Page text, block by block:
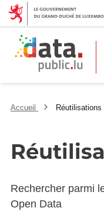
Accueil Réutilisations
Rechercher parmi
Open Data